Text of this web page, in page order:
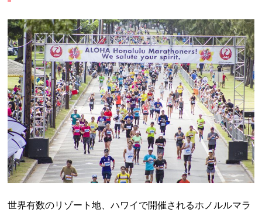
世界有数のリゾート地、ハワイで開催されるホノルルマラ